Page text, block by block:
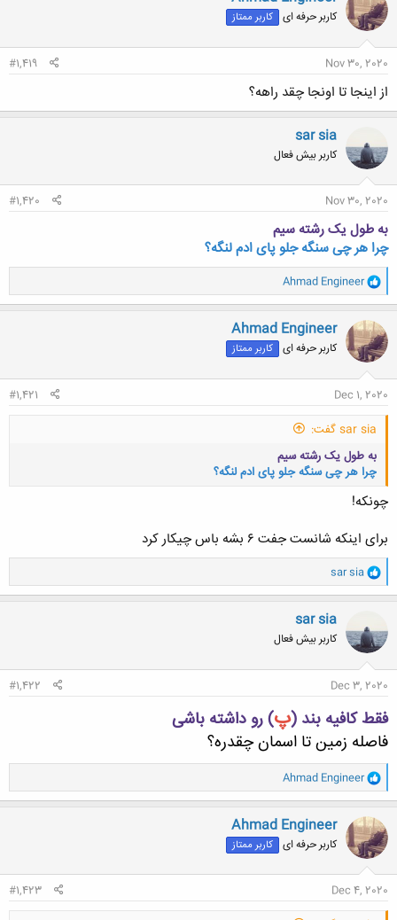
ش
ه
ا
کاربر حرفه ای کاربر ممتاز
Nov 30, 2020
#1,419
از اینجا تا اونجا چقد راهه؟
sar sia
کاربر بیش فعال
Nov 30, 2020
#1,420
به طول یک رشته سیم
چرا هر چی سنگه جلو پای ادم لنگه؟
و
ا
ک
ن
ش
ه
ا
Ahmad Engineer
Ahmad Engineer
کاربر حرفه ای کاربر ممتاز
Dec 1, 2020
#1,421
sar sia گفت:
به طول یک رشته سیم
چرا هر چی سنگه جلو پای ادم لنگه؟
چونکه!
برای اینکه شانست جفت ۶ بشه باس چیکار کرد
و
ا
ک
ش
ه
ا
sar sia
sar sia
کاربر بیش فعال
Dec 3, 2020
#1,422
فقط کافیه بند (پ) رو داشته باشی
فاصله زمین تا اسمان چقدره؟
و
ا
ک
ن
ش
ه
ا
Ahmad Engineer
Ahmad Engineer
کاربر حرفه ای کاربر ممتاز
Dec 4, 2020
#1,423